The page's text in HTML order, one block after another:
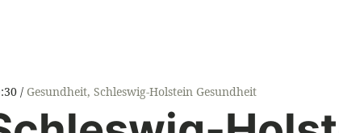
Gesundheit, Schleswig-Holstein Gesundheit